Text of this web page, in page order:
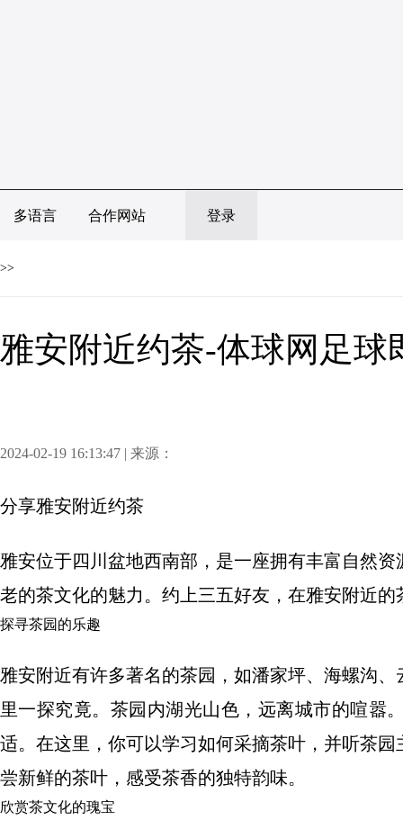
多语言 合作网站 登录
>>
雅安附近约茶-体球网足球
2024-02-19 16:13:47 | 来源：
分享雅安附近约茶
雅安位于四川盆地西南部，是一座拥有丰富自然
老的茶文化的魅力。约上三五好友，在雅安附近
探寻茶园的乐趣
雅安附近有许多著名的茶园，如潘家坪、海螺沟
里一探究竟。茶园内湖光山色，远离城市的喧嚣
适。在这里，你可以学习如何采摘茶叶，并听茶
尝新鲜的茶叶，感受茶香的独特韵味。
欣赏茶文化的瑰宝